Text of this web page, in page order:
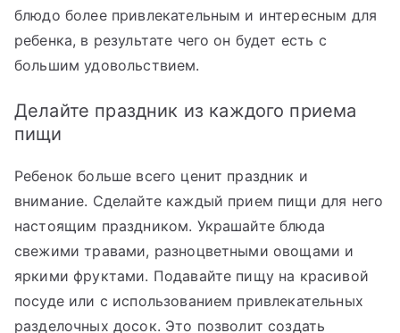
блюдо более привлекательным и интересным для
ребенка, в результате чего он будет есть с
большим удовольствием.
Делайте праздник из каждого приема
пищи
Ребенок больше всего ценит праздник и
внимание. Сделайте каждый прием пищи для него
настоящим праздником. Украшайте блюда
свежими травами, разноцветными овощами и
яркими фруктами. Подавайте пищу на красивой
посуде или с использованием привлекательных
разделочных досок. Это позволит создать